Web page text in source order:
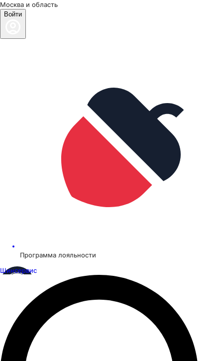
Москва и область
Войти
Программа лояльности
Шинсервис